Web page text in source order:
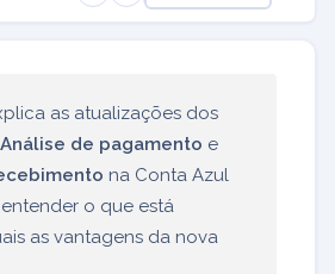
as atualizações dos
Análise de pagamento e
na Conta Azul
entender o que está
as vantagens da nova